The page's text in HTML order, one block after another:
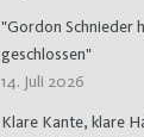
"Gordon Schnieder
geschlossen"
14. Juli 2026
Klare Kante, klare